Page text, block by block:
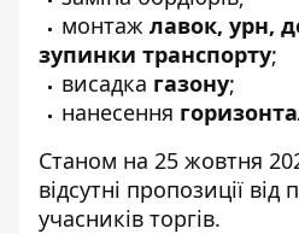
монтаж лавок, урн,
зупинки транспорту;
висадка газону;
нанесення
Станом на 25 жовтня
відсутні пропозиції від
учасників торгів.